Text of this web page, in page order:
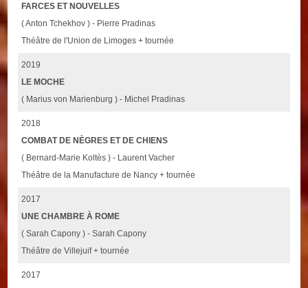
FARCES ET NOUVELLES
( Anton Tchekhov ) - Pierre Pradinas
Théâtre de l'Union de Limoges + tournée
2019
LE MOCHE
( Marius von Marienburg ) - Michel Pradinas
2018
COMBAT DE NÈGRES ET DE CHIENS
( Bernard-Marie Koltès ) - Laurent Vacher
Théâtre de la Manufacture de Nancy + tournée
2017
UNE CHAMBRE À ROME
( Sarah Capony ) - Sarah Capony
Théâtre de Villejuif + tournée
2017